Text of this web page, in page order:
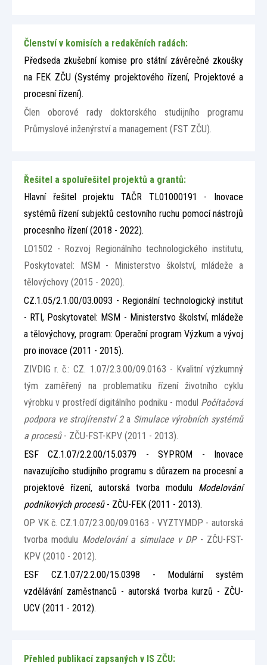
Členství v komisích a redakčních radách:
Předseda zkušební komise pro státní závěrečné zkoušky
na FEK ZČU (Systémy projektového řízení, Projektové a
procesní řízení).
Člen oborové rady doktorského studijního programu
Průmyslové inženýrství a management (FST ZČU).
Řešitel a spoluřešitel projektů a grantů:
Hlavní řešitel projektu TAČR TL01000191 - Inovace
systémů řízení subjektů cestovního ruchu pomocí nástrojů
procesního řízení (2018 - 2022).
LO1502 - Rozvoj Regionálního technologického institutu,
Poskytovatel: MSM - Ministerstvo školství, mládeže a
tělovýchovy (2015 - 2020).
CZ.1.05/2.1.00/03.0093 - Regionální technologický institut
- RTI, Poskytovatel: MSM - Ministerstvo školství, mládeže
a tělovýchovy, program: Operační program Výzkum a vývoj
pro inovace (2011 - 2015).
ZIVDIG r. č.: CZ. 1.07/2.3.00/09.0163 - Kvalitní výzkumný
tým zaměřený na problematiku řízení životního cyklu
výrobku v prostředí digitálního podniku - modul Počítačová
podpora ve strojírenství 2a Simulace výrobních systémů
a procesů- ZČU-FST-KPV (2011 - 2013).
ESF CZ.1.07/2.2.00/15.0379 - SYPROM - Inovace
navazujícího studijního programu s důrazem na procesní a
projektové řízení, autorská tvorba modulu Modelování
podnikových procesů- ZČU-FEK (2011 - 2013).
OP VK č. CZ.1.07/2.3.00/09.0163 - VYZTYMDP - autorská
tvorba modulu Modelování a simulace v DP- ZČU-FST-
KPV (2010 - 2012).
ESF CZ.1.07/2.2.00/15.0398 - Modulární systém
vzdělávání zaměstnanců - autorská tvorba kurzů - ZČU-
UCV (2011 - 2012).
Přehled publikací zapsaných v IS ZČU: